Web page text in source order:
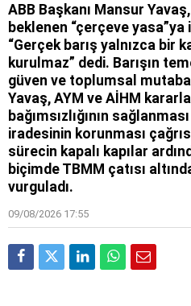
ABB Başkanı Mansur
beklenen “çerçeve yasa”ya
“Gerçek barış yalnızca bir
kurulmaz” dedi. Barışın
güven ve toplumsal
Yavaş, AYM ve AİHM
bağımsızlığının
iradesinin korunması
sürecin kapalı kapılar
biçimde TBMM çatısı
vurguladı.
09/08/2026 17:55